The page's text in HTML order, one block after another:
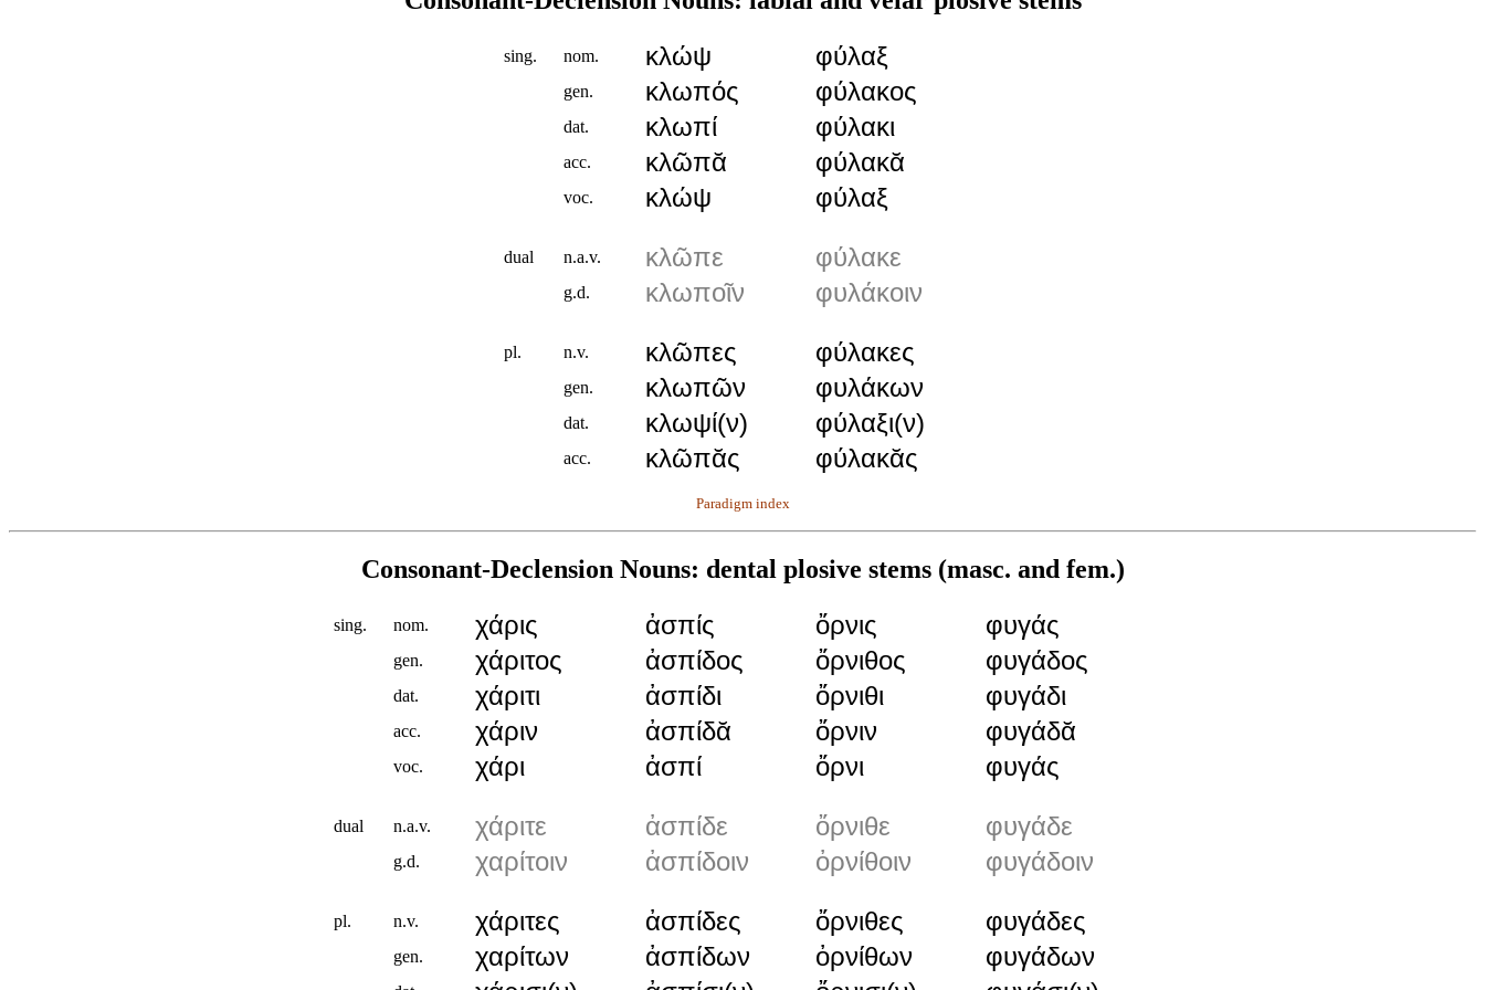
sing. nom. κλώψ φύλαξ
gen. κλωπός φύλακος
dat. κλωπί φύλακι
acc. κλῶπᾰ φύλακᾰ
voc. κλώψ φύλαξ
dual n.a.v. κλῶπε φύλακε
g.d. κλωποῖν φυλάκοιν
pl. n.v. κλῶπες φύλακες
gen. κλωπῶν φυλάκων
dat. κλωψί(ν) φύλαξι(ν)
acc. κλῶπᾰς φύλακᾰς
Paradigm index
Consonant-Declension Nouns: dental plosive stems (masc. and fem.)
sing. nom. χάρις ἀσπίς ὄρνις φυγάς
gen. χάριτος ἀσπίδος ὄρνιθος φυγάδος
dat. χάριτι ἀσπίδι ὄρνιθι φυγάδι
acc. χάριν ἀσπίδᾰ ὄρνιν φυγάδᾰ
voc. χάρι ἀσπί ὄρνι φυγάς
dual n.a.v. χάριτε ἀσπίδε ὄρνιθε φυγάδε
g.d. χαρίτοιν ἀσπίδοιν ὀρνίθοιν φυγάδοιν
pl. n.v. χάριτες ἀσπίδες ὄρνιθες φυγάδες
gen. χαρίτων ἀσπίδων ὀρνίθων φυγάδων